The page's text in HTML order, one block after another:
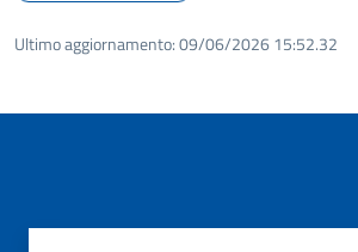
Ultimo aggiornamento:09/06/2026 15:52.32